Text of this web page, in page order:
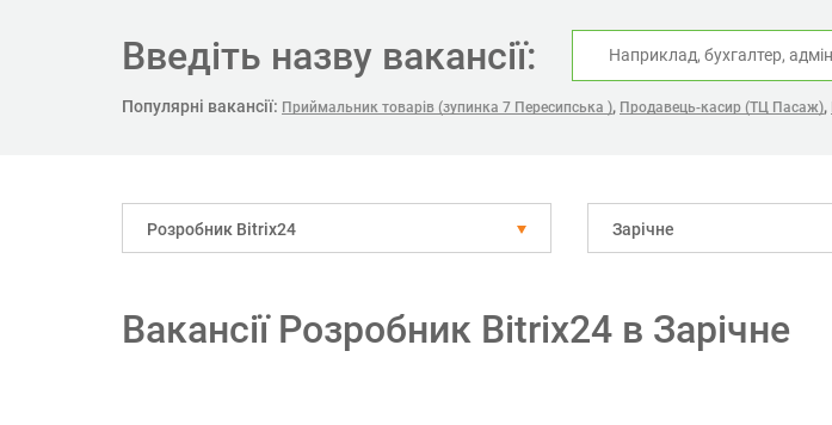
Введіть назву вакансії:
Популярні вакансії: Приймальник товарів (зупинка 7 Пересипська ), Продавець-касир (ТЦ Пасаж),
Розробник Bitrix24 Зарічне
Вакансії Розробник Bitrix24 в Зарічне